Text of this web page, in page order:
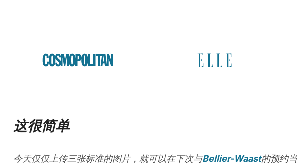
这很简单
今天仅仅上传三张标准的图片，就可以在下次与Bellier-Waast的预约当